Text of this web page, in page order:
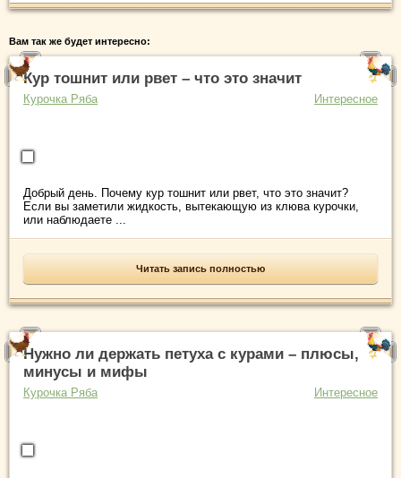
Вам так же будет интересно:
Кур тошнит или рвет – что это значит
Курочка Ряба Интересное
Добрый день. Почему кур тошнит или рвет, что это значит?
Если вы заметили жидкость, вытекающую из клюва курочки,
или наблюдаете ...
Читать запись полностью
Нужно ли держать петуха с курами – плюсы,
минусы и мифы
Курочка Ряба Интересное